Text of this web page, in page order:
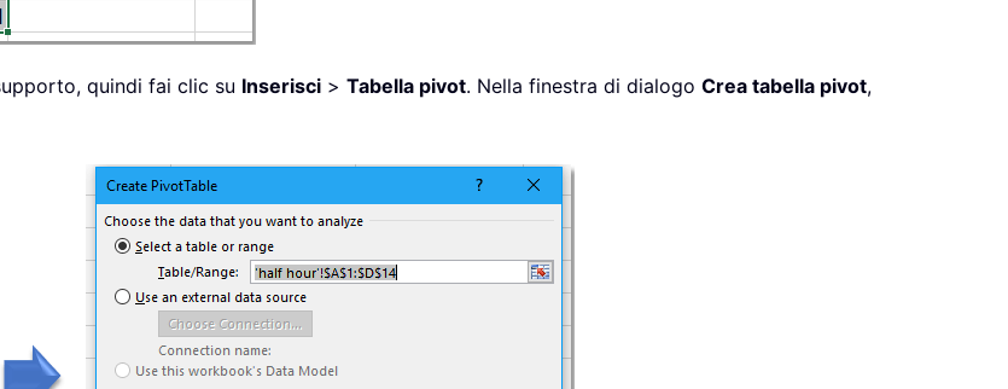
quindi fai clic su Inserisci > Tabella pivot. Nella finestra di dialogo Crea tabella pivot,